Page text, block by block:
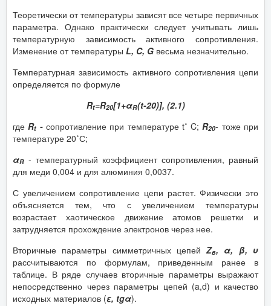
Теоретически от температуры зависят все четыре первичных
параметра. Однако практически следует учитывать лишь
температурную зависимость активного сопротивления.
Изменение от температуры L, C, G весьма незначительно.
Температурная зависимость активного сопротивления цепи
определяется по формуле
Rt=R20[1+αR(t-20)], (2.1)
гдеRt - сопротивление при температуре t˚ C;R20- тоже при
температуре 20˚С;
αR - температурный коэффициент сопротивления, равный
для меди 0,004 и для алюминия 0,0037.
С увеличением сопротивление цепи растет. Физически это
объясняется тем, что с увеличением температуры
возрастает хаотическое движение атомов решетки и
затрудняется прохождение электронов через нее.
Вторичные параметры симметричных цепейZв, α, β, υ
рассчитываются по формулам, приведенным ранее в
таблице. В ряде случаев вторичные параметры выражают
непосредственно через параметры цепей (a,d) и качество
исходных материалов (ε, tgα).